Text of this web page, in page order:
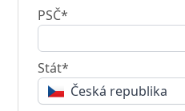
PSČ*
Stát*
Česká republika